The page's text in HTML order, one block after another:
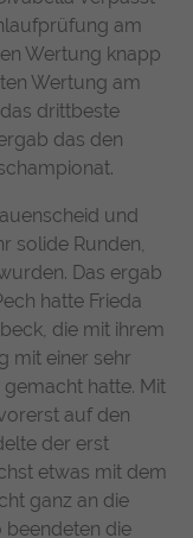
am
Wertung knapp
Wertung am
drittbeste
das den
und
solide Runden,
Das ergab
hatte Frieda
die mit ihrem
mit einer sehr
hatte. Mit
auf den
der erst
etwas mit dem
ganz an die
beendeten die
Optin-
auf der
gelesen
Platform
des Besuchers
um Ihre
den Service zu
Funktionalität
anonymisierte
zu
für alle
(YouTube,
unserer
Gordon House,
Ireland
Inhalte zu